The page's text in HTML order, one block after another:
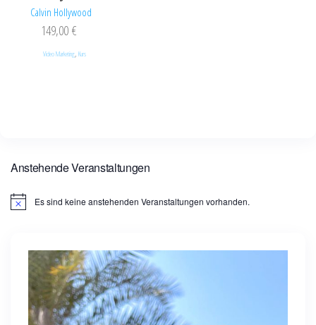
Calvin Hollywood
149,00 €
Video Marketing, Kurs
Anstehende Veranstaltungen
H
Es sind keine anstehenden Veranstaltungen vorhanden.